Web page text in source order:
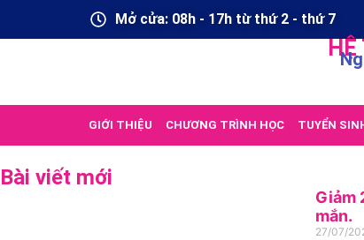
Mở cửa: 08h - 17h từ thứ 2 - thứ 7
GIỚI THIỆU CHƯƠNG TRÌNH HỌC TUYỂN
Bài viết mới
Giảm
mắn.
27/07/